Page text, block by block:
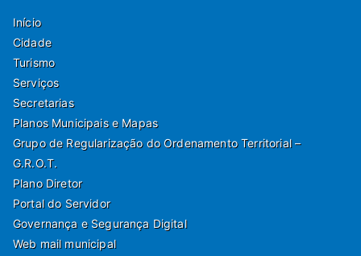
Início
Cidade
Turismo
Serviços
Secretarias
Planos Municipais e Mapas
Grupo de Regularização do Ordenamento Territorial –
G.R.O.T.
Plano Diretor
Portal do Servidor
Governança e Segurança Digital
Web mail municipal